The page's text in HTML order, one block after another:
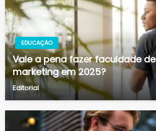
EDUCAÇÃO
Vale a pena fazer faculdade de
marketing em 2025?
Editorial